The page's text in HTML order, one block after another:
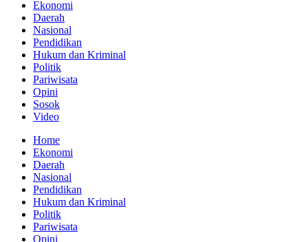
Ekonomi
Daerah
Nasional
Pendidikan
Hukum dan Kriminal
Politik
Pariwisata
Opini
Sosok
Video
Home
Ekonomi
Daerah
Nasional
Pendidikan
Hukum dan Kriminal
Politik
Pariwisata
Opini